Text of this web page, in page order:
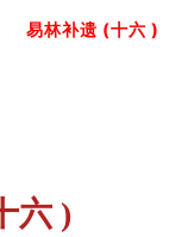
易林补遗 (十六 )
六 )